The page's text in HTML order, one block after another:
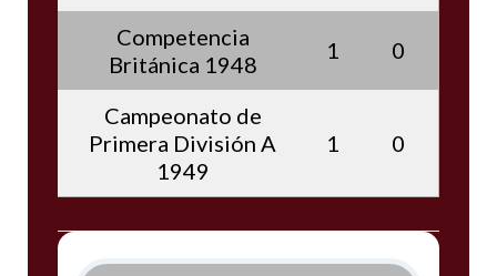
Competencia
Británica 1948
1 0
Campeonato de
Primera División A
1949
1 0